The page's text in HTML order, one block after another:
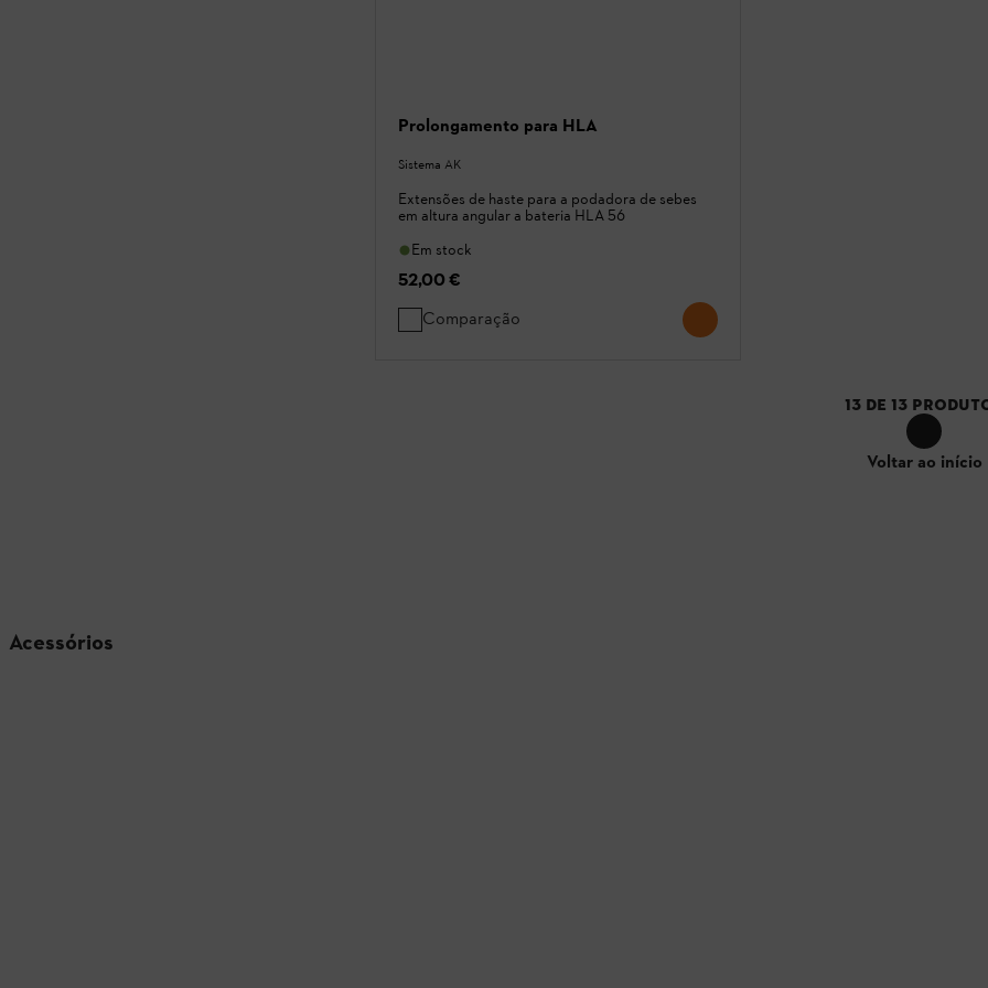
Prolongamento para HLA
Sistema AK
Extensões de haste para a podadora de sebes
em altura angular a bateria HLA 56
Em stock
52,00 €
Comparação
13 DE 13
Voltar ao início
Acessórios